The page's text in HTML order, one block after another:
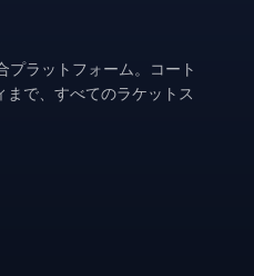
プラットフォーム。コート
で、すべてのラケットス